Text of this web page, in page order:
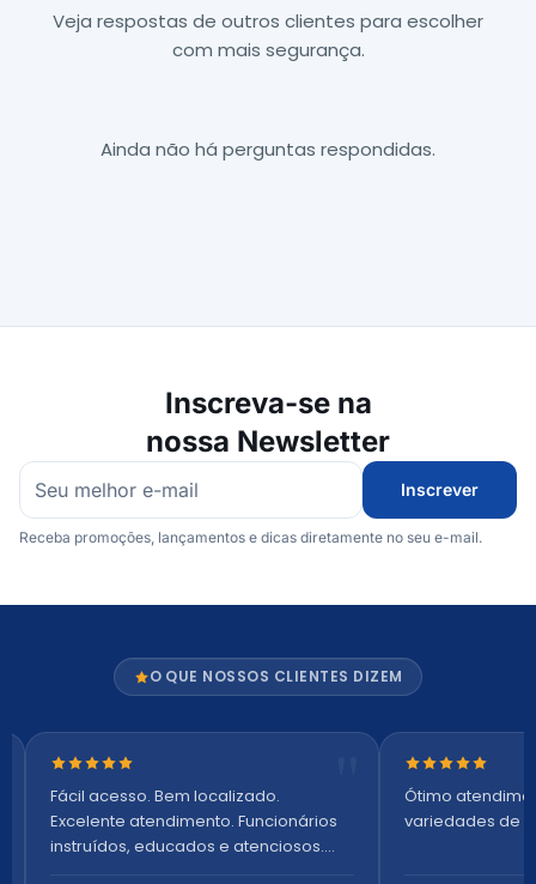
Veja respostas de outros clientes para escolher
com mais segurança.
Ainda não há perguntas respondidas.
Inscreva-se na
nossa Newsletter
Inscrever
Receba promoções, lançamentos e dicas diretamente no seu e-mail.
O QUE NOSSOS CLIENTES DIZEM
Nota 5 de 5 estrelas
Fácil acesso. Bem localizado.
Excelente atendimento. Funcionários
instruídos, educados e atenciosos.
Nota 5 de 5
Ótimo
variedades de